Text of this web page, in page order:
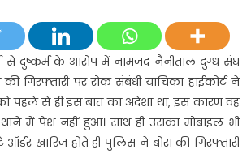
होते
ही
बोरा
की
तलाश
में
दबिश,
से दुष्कर्म के आरोप में नामजद नैनीताल दुग्ध संघ
गिरफ्तारी पर रोक संबंधी याचिका हाईकोर्ट ने
को पहले से ही इस बात का अंदेशा था, इस कारण वह
में पेश नहीं हुआ। साथ ही उसका मोबाइल भी
खारिज होते ही पुलिस ने बोरा की गिरफ्तारी